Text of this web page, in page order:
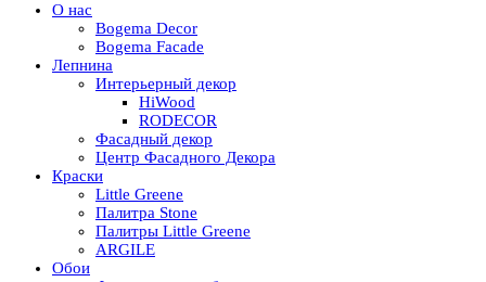
О нас
Bogema Decor
Bogema Facade
Лепнина
Интерьерный декор
HiWood
RODECOR
Фасадный декор
Центр Фасадного Декора
Краски
Little Greene
Палитра Stone
Палитры Little Greene
ARGILE
Обои